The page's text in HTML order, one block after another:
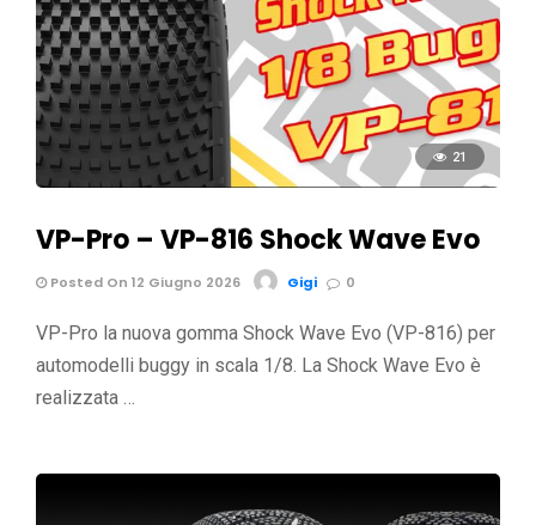
21
VP-Pro – VP-816 Shock Wave Evo
Posted On 12 Giugno 2026 Gigi 0
VP-Pro la nuova gomma Shock Wave Evo (VP-816) per
automodelli buggy in scala 1/8. La Shock Wave Evo è
realizzata …